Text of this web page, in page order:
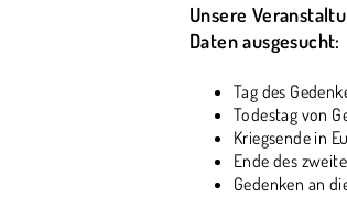
Unsere
Daten ausgesucht:
Tag des
Todestag von
Kriegsende in
Ende des
Gedenken an